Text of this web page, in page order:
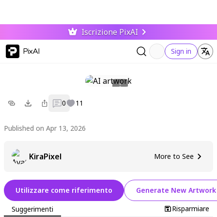
Iscrizione PixAI
PixAI Sign in
0 11
Published on Apr 13, 2026
KiraPixel More to See
Utilizzare come riferimento Generate New Artwork
Suggerimenti Risparmiare